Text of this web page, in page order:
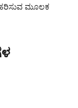
ಮೂಲಕ